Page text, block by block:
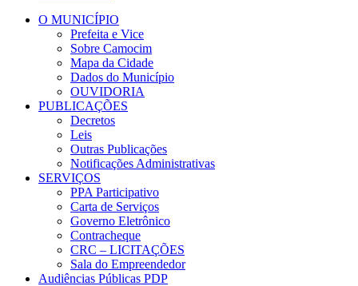
O MUNICÍPIO
Prefeita e Vice
Sobre Camocim
Mapa da Cidade
Dados do Município
OUVIDORIA
PUBLICAÇÕES
Decretos
Leis
Outras Publicações
Notificações Administrativas
SERVIÇOS
PPA Participativo
Carta de Serviços
Governo Eletrônico
Contracheque
CRC – LICITAÇÕES
Sala do Empreendedor
Audiências Públicas PDP